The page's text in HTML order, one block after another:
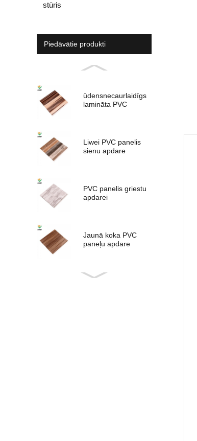
stūris
Piedāvātie produkti
ūdensnecaurlaidīgs
lamināta PVC
Liwei PVC panelis
sienu apdare
PVC panelis griestu
apdarei
Jaunā koka PVC
paneļu apdare